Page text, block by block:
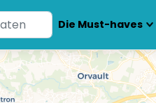
Die Must-haves